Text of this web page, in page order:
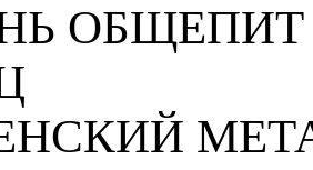
ОБЩЕПИТ